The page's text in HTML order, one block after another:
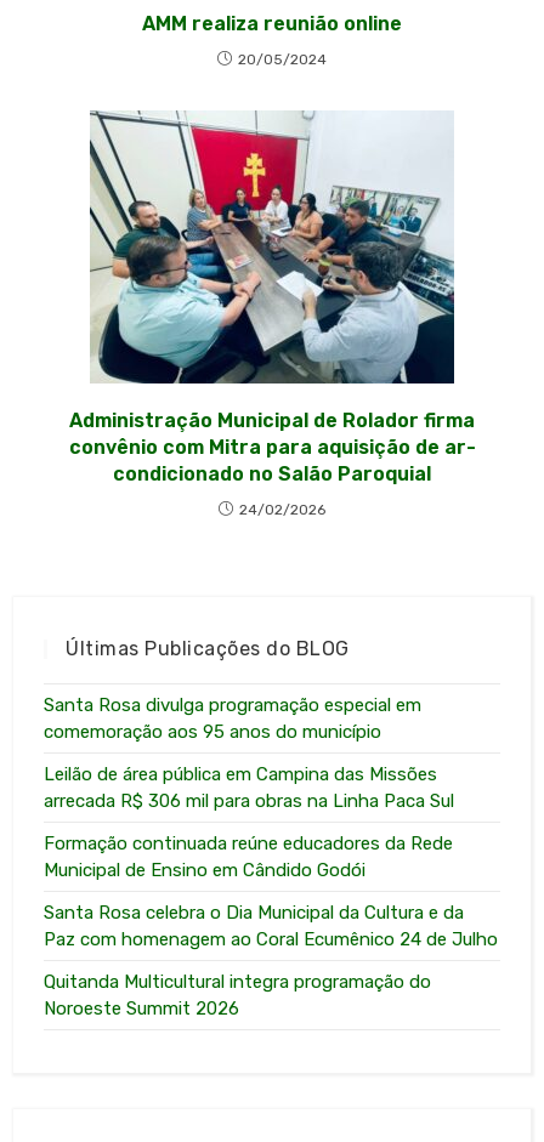
AMM realiza reunião online
20/05/2024
Administração Municipal de Rolador firma
convênio com Mitra para aquisição de ar-
condicionado no Salão Paroquial
24/02/2026
Últimas Publicações do BLOG
Santa Rosa divulga programação especial em
comemoração aos 95 anos do município
Leilão de área pública em Campina das Missões
arrecada R$ 306 mil para obras na Linha Paca Sul
Formação continuada reúne educadores da Rede
Municipal de Ensino em Cândido Godói
Santa Rosa celebra o Dia Municipal da Cultura e da
Paz com homenagem ao Coral Ecumênico 24 de Julho
Quitanda Multicultural integra programação do
Noroeste Summit 2026